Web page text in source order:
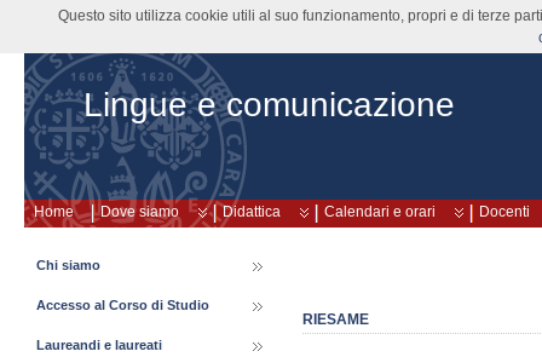
Lingue e comunicazione
Home Dove siamo Didattica Calendari e orari Docenti
RIESAME
Chi siamo
Accesso al Corso di Studio
Laureandi e laureati
Questo sito utilizza cookie utili al suo funzionamento, propri e di terze